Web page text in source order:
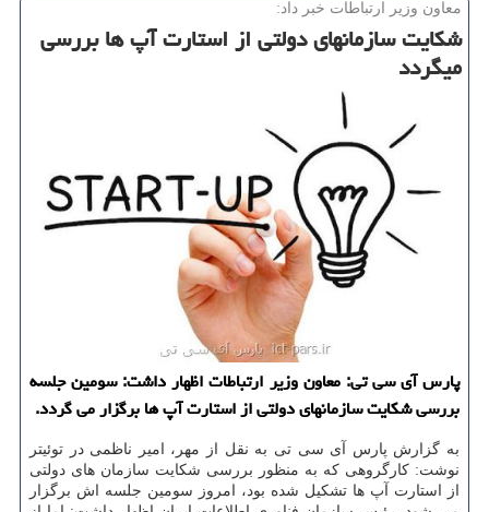
معاون وزیر ارتباطات خبر داد:
شكایت سازمانهای دولتی از استارت آپ ها بررسی
میگردد
پارس آی سی تی: معاون وزیر ارتباطات اظهار داشت: سومین جلسه
بررسی شكایت سازمانهای دولتی از استارت آپ ها برگزار می گردد.
به گزارش پارس آی سی تی به نقل از مهر، امیر ناظمی در توئیتر
نوشت: كارگروهی كه به منظور بررسی شكایت سازمان های دولتی
از استارت آپ ها تشكیل شده بود، امروز سومین جلسه اش برگزار